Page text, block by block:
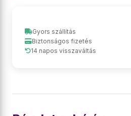
Gyors szállítás
Biztonságos fizetés
14 napos visszaváltás